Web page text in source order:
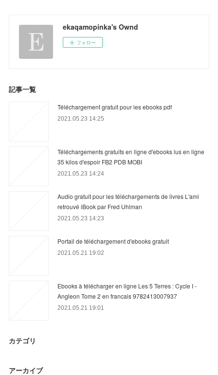
ekaqamopinka's Ownd
フォロー
記事一覧
Téléchargement gratuit pour les ebooks pdf
2021.05.23 14:25
Téléchargements gratuits en ligne d'ebooks lus en ligne
35 kilos d'espoir FB2 PDB MOBI
2021.05.23 14:24
Audio gratuit pour les téléchargements de livres L'ami
retrouvé iBook par Fred Uhlman
2021.05.23 14:23
Portail de téléchargement d'ebooks gratuit
2021.05.21 19:02
Ebooks à télécharger en ligne Les 5 Terres : Cycle I -
Angleon Tome 2 en francais 9782413007937
2021.05.21 19:01
カテゴリ
アーカイブ